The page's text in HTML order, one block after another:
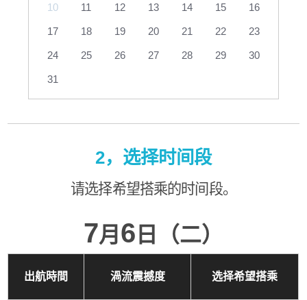
10 11 12 13 14 15 16
17 18 19 20 21 22 23
24 25 26 27 28 29 30
31
2，选择时间段
请选择希望搭乘的时间段。
7月 6 日（二）
出航時間 渦流震撼度 选择希望搭乘